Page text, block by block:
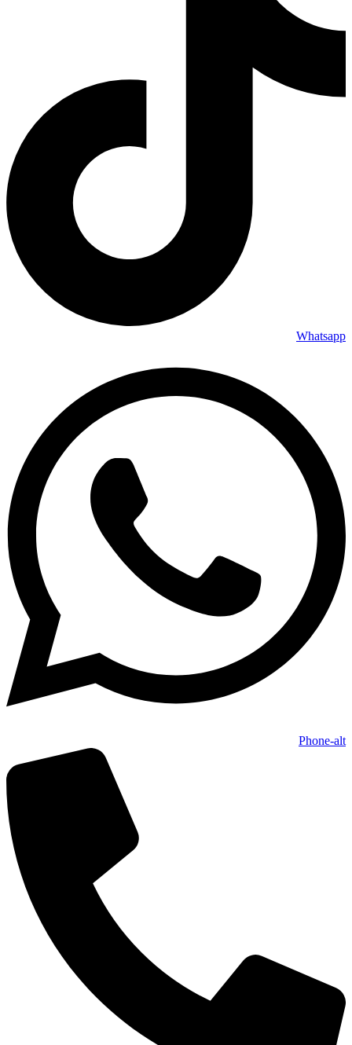
Whatsapp
Phone-alt